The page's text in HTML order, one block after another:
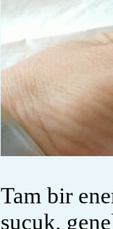
Tam bir
sucuk,